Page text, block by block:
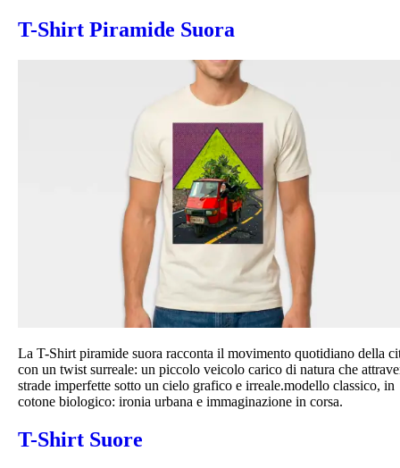
T-Shirt Piramide Suora
La T-Shirt piramide suora racconta il movimento quotidiano della
con un twist surreale: un piccolo veicolo carico di natura che
strade imperfette sotto un cielo grafico e irreale.modello classico, in
cotone biologico: ironia urbana e immaginazione in corsa.
T-Shirt Suore